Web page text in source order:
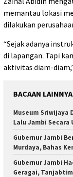
memantau lokasi
dilakukan
“Sejak adanya
di lapangan. Tapi
aktivitas diam-
BACAAN LAINNYA
Museum Sriwijaya
Lalu Jambi Secara
Gubernur Jambi
Murdaya, Bahas
Gubernur Jambi
Geragai, Tanjabtim